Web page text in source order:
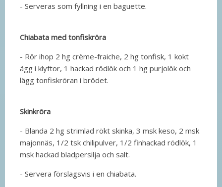
- Serveras som fyllning i en baguette.
Chiabata med tonfiskröra
- Rör ihop 2 hg crème-fraiche, 2 hg tonfisk, 1 kokt
ägg i klyftor, 1 hackad rödlök och 1 hg purjolök och
lägg tonfiskröran i brödet.
Skinkröra
- Blanda 2 hg strimlad rökt skinka, 3 msk keso, 2 msk
majonnäs, 1/2 tsk chilipulver, 1/2 finhackad rödlök, 1
msk hackad bladpersilja och salt.
- Servera förslagsvis i en chiabata.